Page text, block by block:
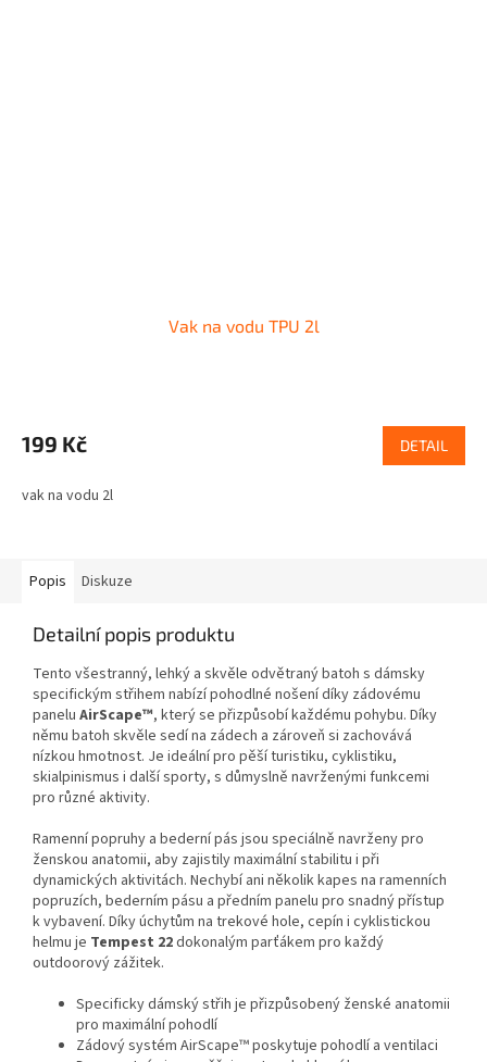
Vak na vodu TPU 2l
199 Kč DETAIL
vak na vodu 2l
Popis Diskuze
Detailní popis produktu
Tento všestranný, lehký a skvěle odvětraný batoh s dámsky
specifickým střihem nabízí pohodlné nošení díky zádovému
panelu AirScape™, který se přizpůsobí každému pohybu. Díky
němu batoh skvěle sedí na zádech a zároveň si zachovává
nízkou hmotnost. Je ideální pro pěší turistiku, cyklistiku,
skialpinismus i další sporty, s důmyslně navrženými funkcemi
pro různé aktivity.
Ramenní popruhy a bederní pás jsou speciálně navrženy pro
ženskou anatomii, aby zajistily maximální stabilitu i při
dynamických aktivitách. Nechybí ani několik kapes na ramenních
popruzích, bederním pásu a předním panelu pro snadný přístup
k vybavení. Díky úchytům na trekové hole, cepín i cyklistickou
helmu je Tempest 22dokonalým parťákem pro každý
outdoorový zážitek.
Specificky dámský střih je přizpůsobený ženské anatomii
pro maximální pohodlí
Zádový systém AirScape™ poskytuje pohodlí a ventilaci